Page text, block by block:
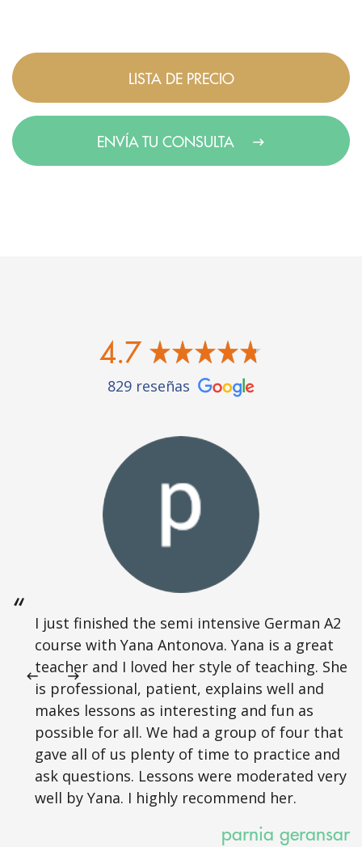
LISTA DE PRECIO
ENVÍA TU CONSULTA
4.7
829 reseñas
I just finished the semi intensive German A2
course with Yana Antonova. Yana is a great
teacher and I loved her style of teaching. She
is professional, patient, explains well and
makes lessons as interesting and fun as
possible for all. We had a group of four that
gave all of us plenty of time to practice and
ask questions. Lessons were moderated very
well by Yana. I highly recommend her.
parnia geransar